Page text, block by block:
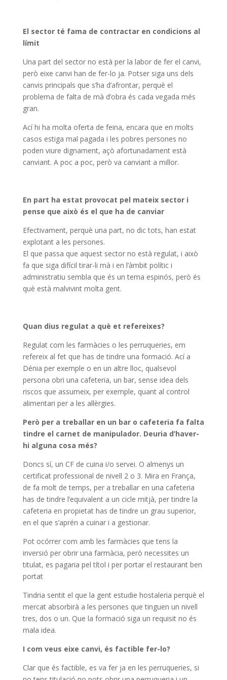
El sector té fama de contractar en condicions al
límit
Una part del sector no està per la labor de fer el canvi,
però eixe canvi han de fer-lo ja. Potser siga uns dels
canvis principals que s’ha d’afrontar, perquè el
problema de falta de mà d’obra és cada vegada més
gran.
Ací hi ha molta oferta de feina, encara que en molts
casos estiga mal pagada i les pobres persones no
poden viure dignament, açò afortunadament està
canviant. A poc a poc, però va canviant a millor.
En part ha estat provocat pel mateix sector i
pense que això és el que ha de canviar
Efectivament, perquè una part, no dic tots, han estat
explotant a les persones.
El que passa que aquest sector no està regulat, i això
fa que siga difícil tirar-li mà i en l’àmbit polític i
administratiu sembla que és un tema espinós, però és
què està malvivint molta gent.
Quan dius regulat a què et refereixes?
Regulat com les farmàcies o les perruqueries, em
refereix al fet que has de tindre una formació. Ací a
Dénia per exemple o en un altre lloc, qualsevol
persona obri una cafeteria, un bar, sense idea dels
riscos que assumeix, per exemple, quant al control
alimentari per a les al·lèrgies.
Però per a treballar en un bar o cafeteria fa falta
tindre el carnet de manipulador. Deuria d’haver-
hi alguna cosa més?
Doncs sí, un CF de cuina i/o servei. O almenys un
certificat professional de nivell 2 o 3. Mira en França,
de fa molt de temps, per a treballar en una cafeteria
has de tindre l’equivalent a un cicle mitjà, per tindre la
cafeteria en propietat has de tindre un grau superior,
en el que s’aprén a cuinar i a gestionar.
Pot ocórrer com amb les farmàcies que tens la
inversió per obrir una farmàcia, però necessites un
titulat, es pagaria pel títol i per portar el restaurant ben
portat
Tindria sentit el que la gent estudie hostaleria perquè el
mercat absorbirà a les persones que tinguen un nivell
tres, dos o un. Que la formació siga un requisit no és
mala idea.
I com veus eixe canvi, és factible fer-lo?
Clar que és factible, es va fer ja en les perruqueries, si